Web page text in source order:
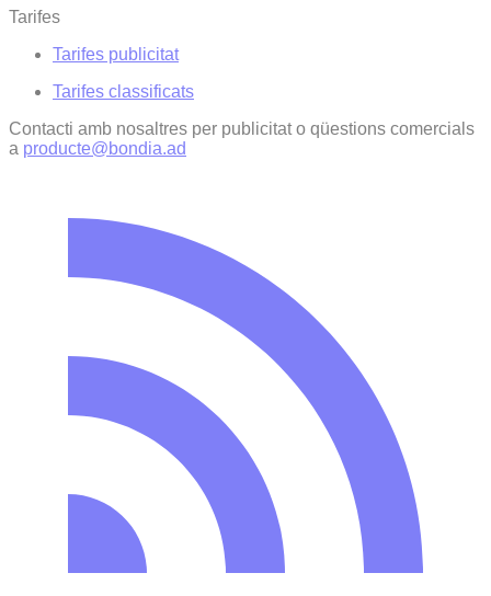
Tarifes
Tarifes publicitat
Tarifes classificats
Contacti amb nosaltres per publicitat o qüestions comercials
a producte@bondia.ad